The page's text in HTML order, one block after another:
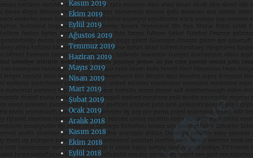
Kasım 2019
Ekim 2019
Eylül 2019
Ağustos 2019
Temmuz 2019
Haziran 2019
Mayıs 2019
Nisan 2019
Mart 2019
Şubat 2019
Ocak 2019
Aralık 2018
Kasım 2018
Ekim 2018
Eylül 2018